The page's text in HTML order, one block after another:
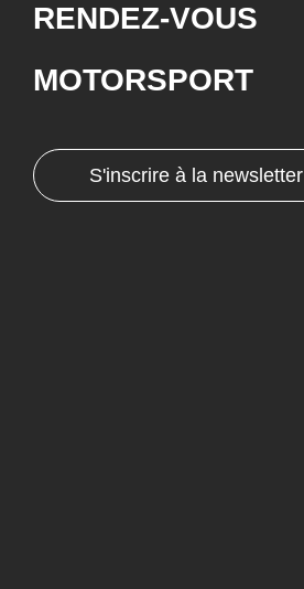
RENDEZ-VOUS
MOTORSPORT
S'inscrire à la newsletter